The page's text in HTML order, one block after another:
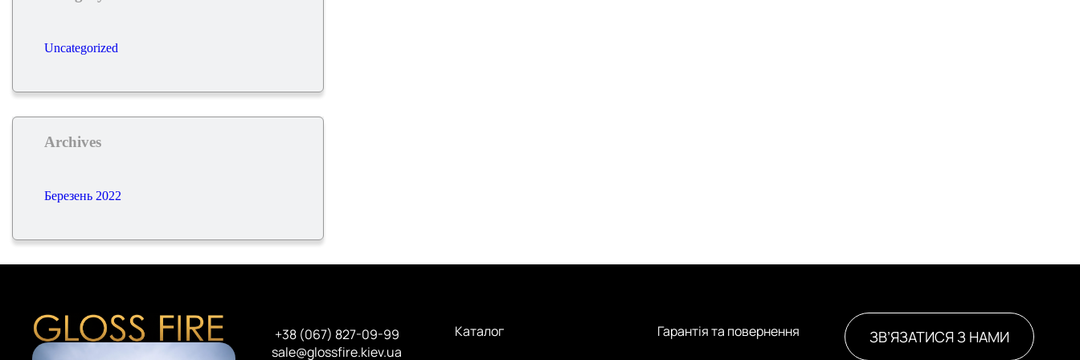
Uncategorized
Archives
Березень 2022
+38 (067) 827-09-99
sale@glossfire.kiev.ua
Каталог Гарантія та повернення ЗВ’ЯЗАТИСЯ З НАМИ